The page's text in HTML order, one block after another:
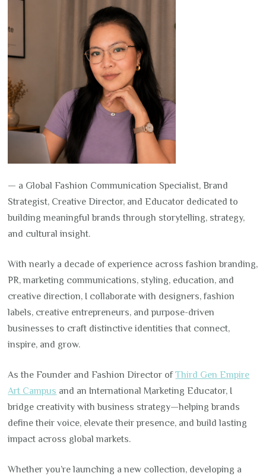
— a Global Fashion Communication Specialist, Brand
Strategist, Creative Director, and Educator dedicated to
building meaningful brands through storytelling, strategy,
and cultural insight.
With nearly a decade of experience across fashion branding,
PR, marketing communications, styling, education, and
creative direction, I collaborate with designers, fashion
labels, creative entrepreneurs, and purpose-driven
businesses to craft distinctive identities that connect,
inspire, and grow.
As the Founder and Fashion Director ofThird Gen Empire
Art Campus and an International Marketing Educator, I
bridge creativity with business strategy—helping brands
define their voice, elevate their presence, and build lasting
impact across global markets.
Whether you’re launching a new collection, developing a